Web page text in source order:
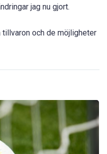
jag nu gjort.
och de möjligheter